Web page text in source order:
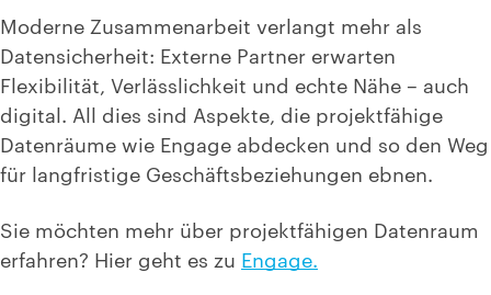
Moderne Zusammenarbeit verlangt mehr als
Datensicherheit: Externe Partner erwarten
Flexibilität, Verlässlichkeit und echte Nähe – auch
digital. All dies sind Aspekte, die projektfähige
Datenräume wie Engage abdecken und so den Weg
für langfristige Geschäftsbeziehungen ebnen.
Sie möchten mehr über projektfähigen Datenraum
erfahren? Hier geht es zu Engage.